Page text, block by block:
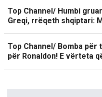
Top Channel/ Humbi
Greqi, rrëqeth shqiptari:
Top Channel/ Bomba
për Ronaldon! E vërteta